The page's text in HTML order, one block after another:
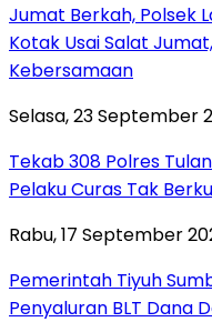
Jumat Berkah, Polsek
Kotak Usai Salat
Kebersamaan
Selasa, 23 September
Tekab 308 Polres
Pelaku Curas Tak
Rabu, 17 September
Pemerintah Tiyuh
Penyaluran BLT Dana